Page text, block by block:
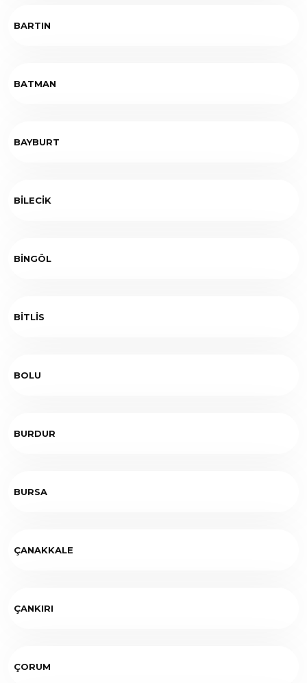
BARTIN
BATMAN
BAYBURT
BİLECİK
BİNGÖL
BİTLİS
BOLU
BURDUR
BURSA
ÇANAKKALE
ÇANKIRI
ÇORUM